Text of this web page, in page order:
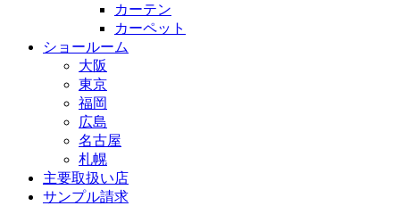
カーテン
カーペット
ショールーム
大阪
東京
福岡
広島
名古屋
札幌
主要取扱い店
サンプル請求